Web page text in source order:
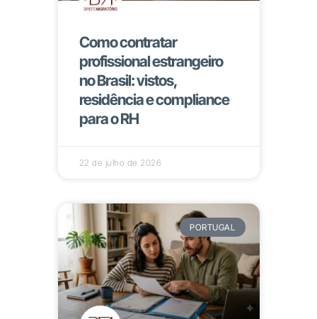
Como contratar
profissional estrangeiro
no Brasil: vistos,
residência e compliance
para o RH
22 de julho de 2026
PORTUGAL